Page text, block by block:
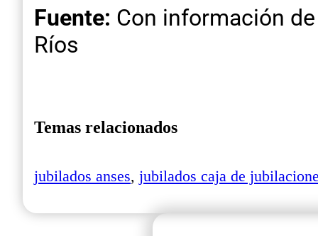
Fuente: Con información
Ríos
Temas relacionados
jubilados anses, jubilados caja de